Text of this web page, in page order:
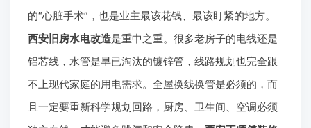
的“心脏手术”，也是业主最该花钱、最该盯紧的地方。
西安旧房水电改造是重中之重。很多老房子的电线还是
铝芯线，水管是早已淘汰的镀锌管，线路规划也完全跟
不上现代家庭的用电需求。全屋换线换管是必须的，而
且一定要重新科学规划回路，厨房、卫生间、空调必须